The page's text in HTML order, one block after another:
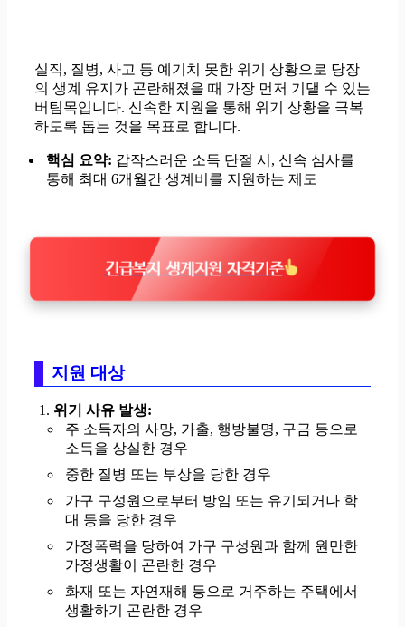
실직, 질병, 사고 등 예기치 못한 위기 상황으로 당장
의 생계 유지가 곤란해졌을 때 가장 먼저 기댈 수 있는
버팀목입니다. 신속한 지원을 통해 위기 상황을 극복
하도록 돕는 것을 목표로 합니다.
핵심 요약: 갑작스러운 소득 단절 시, 신속 심사를
통해 최대 6개월간 생계비를 지원하는 제도
긴급복지 생계지원 자격기준
지원 대상
위기 사유 발생:
주 소득자의 사망, 가출, 행방불명, 구금 등으로
소득을 상실한 경우
중한 질병 또는 부상을 당한 경우
가구 구성원으로부터 방임 또는 유기되거나 학
대 등을 당한 경우
가정폭력을 당하여 가구 구성원과 함께 원만한
가정생활이 곤란한 경우
화재 또는 자연재해 등으로 거주하는 주택에서
생활하기 곤란한 경우